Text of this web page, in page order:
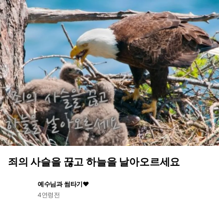
죄의 사슬을 끊고 하늘을 날아오르세요
예수님과 썸타기♥
4연령전